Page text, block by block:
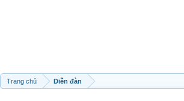
Trang chủ Diễn đàn